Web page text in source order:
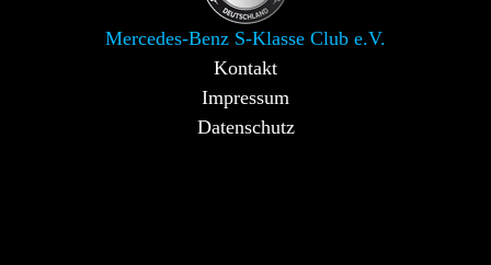
Mercedes-Benz S-Klasse Club e.V.
Kontakt
Impressum
Datenschutz